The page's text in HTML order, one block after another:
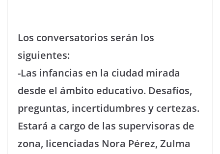
Los conversatorios serán los
siguientes:
-Las infancias en la ciudad mirada
desde el ámbito educativo. Desafíos,
preguntas, incertidumbres y certezas.
Estará a cargo de las supervisoras de
zona, licenciadas Nora Pérez, Zulma